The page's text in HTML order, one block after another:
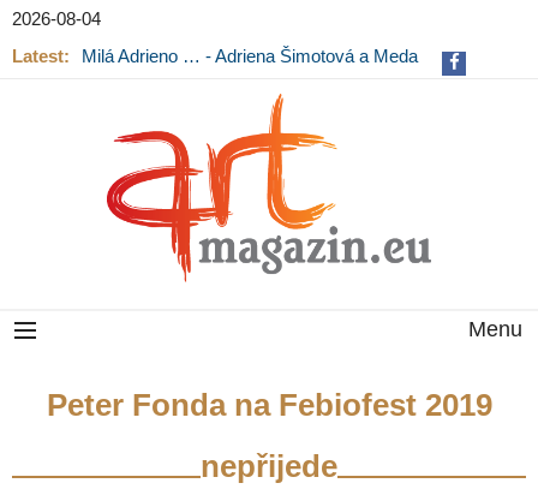
2026-08-04
Latest:
Milá Adrieno … - Adriena Šimotová a Meda
Menu
Peter Fonda na Febiofest 2019
nepřijede